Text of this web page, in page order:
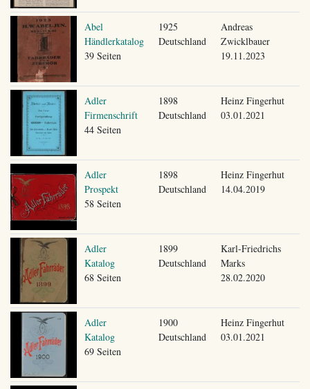
Abel
Händlerkatalog
39 Seiten
1925
Deutschland
Andreas
Zwicklbauer
19.11.2023
Adler
Firmenschrift
44 Seiten
1898
Deutschland
Heinz Fingerhut
03.01.2021
Adler
Prospekt
58 Seiten
1898
Deutschland
Heinz Fingerhut
14.04.2019
Adler
Katalog
68 Seiten
1899
Deutschland
Karl-Friedrichs
Marks
28.02.2020
Adler
Katalog
69 Seiten
1900
Deutschland
Heinz Fingerhut
03.01.2021